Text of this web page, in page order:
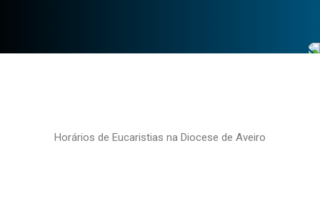
Horários de Eucaristias na Diocese de Aveiro